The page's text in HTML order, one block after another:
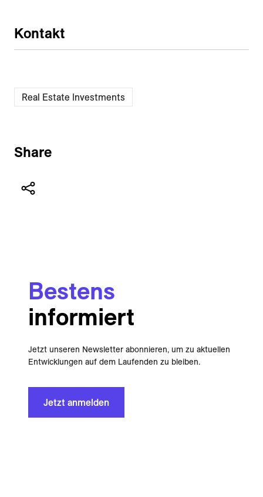
Kontakt
Real Estate Investments
Share
Bestens
informiert
Jetzt unseren Newsletter abonnieren, um zu aktuellen
Entwicklungen auf dem Laufenden zu bleiben.
Jetzt anmelden